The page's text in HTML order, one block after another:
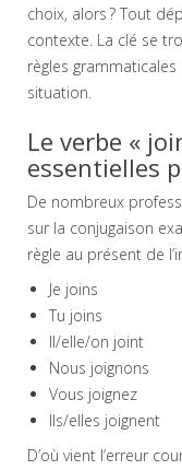
choix, alors ? Tout
contexte. La clé se
règles
situation.
Le verbe «
essentielles
De nombreux
sur la conjugaison
règle au présent de
Je joins
Tu joins
Il/elle/on joint
Nous joignons
Vous joignez
Ils/elles joignent
D’où vient l’erreur